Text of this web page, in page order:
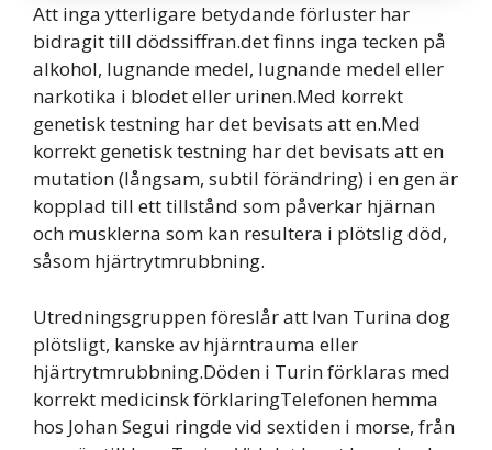
Att inga ytterligare betydande förluster har
bidragit till dödssiffran.det finns inga tecken på
alkohol, lugnande medel, lugnande medel eller
narkotika i blodet eller urinen.Med korrekt
genetisk testning har det bevisats att en.Med
korrekt genetisk testning har det bevisats att en
mutation (långsam, subtil förändring) i en gen är
kopplad till ett tillstånd som påverkar hjärnan
och musklerna som kan resultera i plötslig död,
såsom hjärtrytmrubbning.
Utredningsgruppen föreslår att Ivan Turina dog
plötsligt, kanske av hjärntrauma eller
hjärtrytmrubbning.Döden i Turin förklaras med
korrekt medicinsk förklaringTelefonen hemma
hos Johan Segui ringde vid sextiden i morse, från